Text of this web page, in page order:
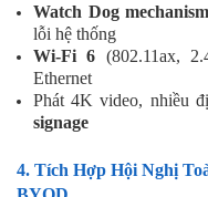
Watch Dog
lỗi hệ thống
Wi-Fi 6 (802.11ax,
Ethernet
Phát 4K video, nhiều
signage
4. Tích Hợp Hội Nghị